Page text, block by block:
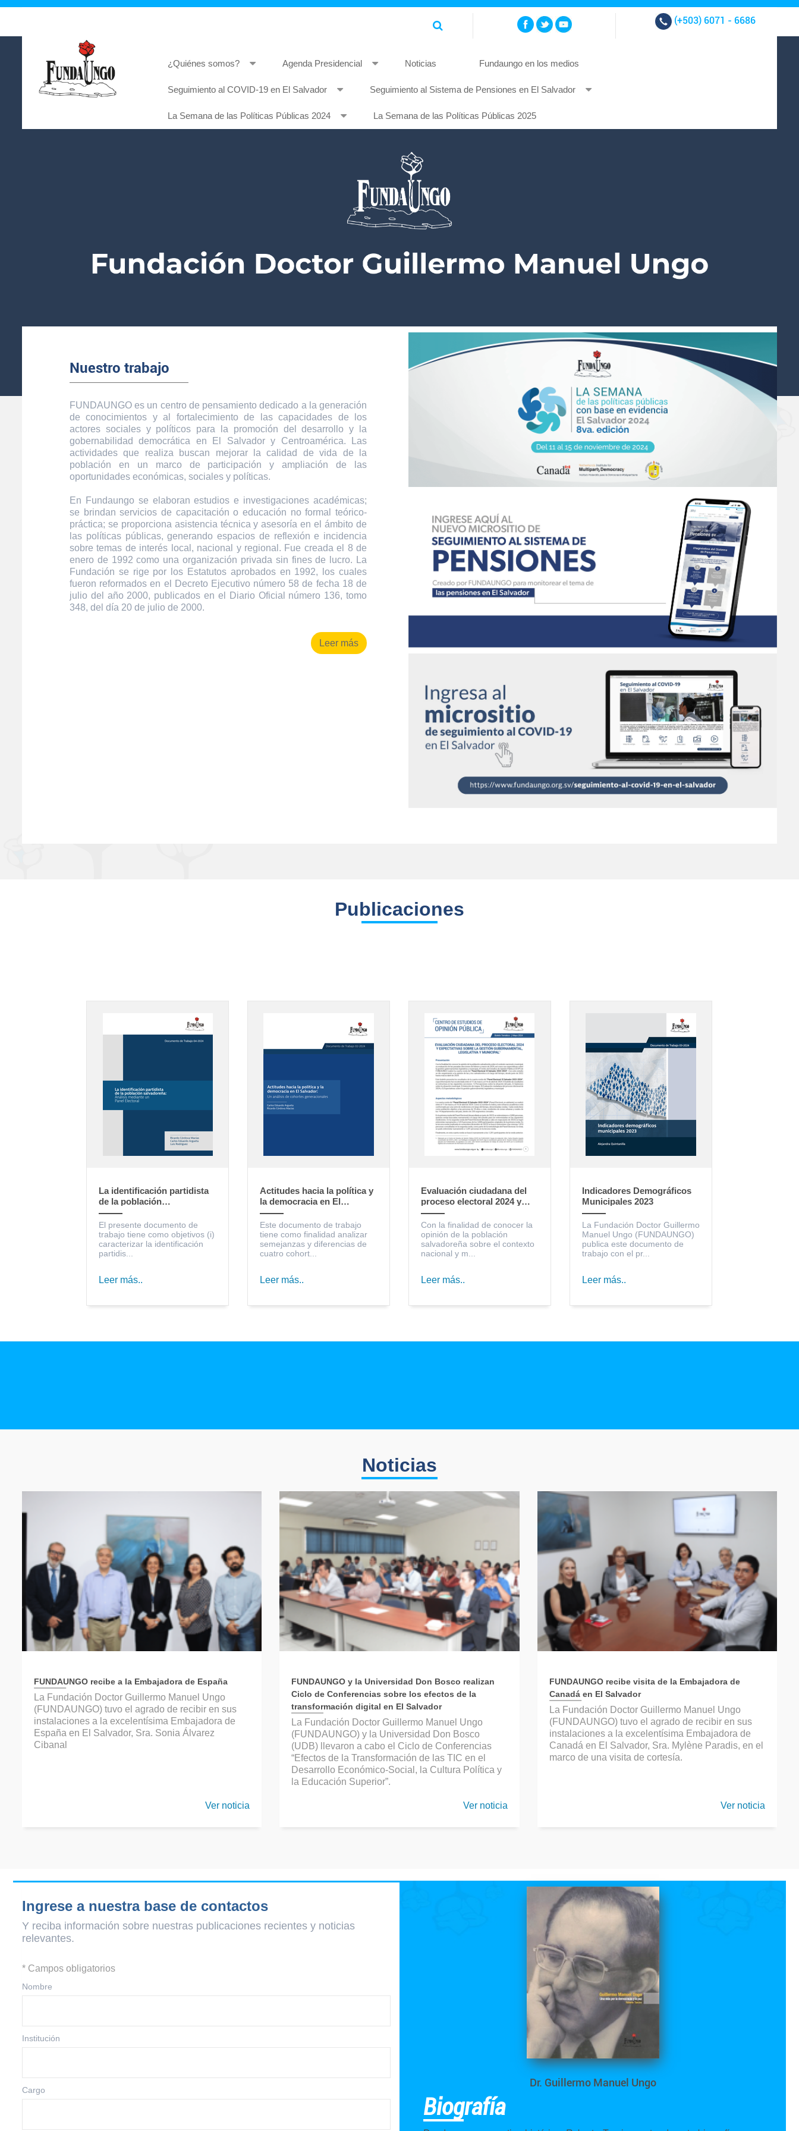
(+503) 6071 - 6686
¿Quiénes somos? Agenda Presidencial Noticias Fundaungo en los medios
Seguimiento al COVID-19 en El Salvador Seguimiento al Sistema de Pensiones en El Salvador
La Semana de las Políticas Públicas 2024 La Semana de las Políticas Públicas 2025
Nuestro trabajo
FUNDAUNGO es un centro de pensamiento dedicado a la generación
de conocimientos y al fortalecimiento de las capacidades de los
actores sociales y políticos para la promoción del desarrollo y la
gobernabilidad democrática en El Salvador y Centroamérica. Las
actividades que realiza buscan mejorar la calidad de vida de la
población en un marco de participación y ampliación de las
oportunidades económicas, sociales y políticas.
En Fundaungo se elaboran estudios e investigaciones académicas;
se brindan servicios de capacitación o educación no formal teórico-
práctica; se proporciona asistencia técnica y asesoría en el ámbito de
las políticas públicas, generando espacios de reflexión e incidencia
sobre temas de interés local, nacional y regional. Fue creada el 8 de
enero de 1992 como una organización privada sin fines de lucro. La
Fundación se rige por los Estatutos aprobados en 1992, los cuales
fueron reformados en el Decreto Ejecutivo número 58 de fecha 18 de
julio del año 2000, publicados en el Diario Oficial número 136, tomo
348, del día 20 de julio de 2000.
Leer más
Publicaciones
La identificación partidista
de la población
salvadoreña: Análisis
mediante un Panel Electoral
El presente documento de
trabajo tiene como objetivos (i)
caracterizar la identificación
partidis...
Leer más..
Actitudes hacia la política y
la democracia en El
Salvador: un análisis de
cohortes generacionales
Este documento de trabajo
tiene como finalidad analizar
semejanzas y diferencias de
cuatro cohort...
Leer más..
Evaluación ciudadana del
proceso electoral 2024 y
expectativas sobre la
gestión gubernamental,
legislativa y municipal
Con la finalidad de conocer la
opinión de la población
salvadoreña sobre el contexto
nacional y m...
Leer más..
Indicadores Demográficos
Municipales 2023
La Fundación Doctor Guillermo
Manuel Ungo (FUNDAUNGO)
publica este documento de
trabajo con el pr...
Leer más..
Noticias
FUNDAUNGO recibe a la Embajadora de España
La Fundación Doctor Guillermo Manuel Ungo
(FUNDAUNGO) tuvo el agrado de recibir en sus
instalaciones a la excelentísima Embajadora de
España en El Salvador, Sra. Sonia Álvarez
Cibanal
Ver noticia
FUNDAUNGO y la Universidad Don Bosco realizan
Ciclo de Conferencias sobre los efectos de la
transformación digital en El Salvador
La Fundación Doctor Guillermo Manuel Ungo
(FUNDAUNGO) y la Universidad Don Bosco
(UDB) llevaron a cabo el Ciclo de Conferencias
“Efectos de la Transformación de las TIC en el
Desarrollo Económico-Social, la Cultura Política y
la Educación Superior”.
Ver noticia
FUNDAUNGO recibe visita de la Embajadora de
Canadá en El Salvador
La Fundación Doctor Guillermo Manuel Ungo
(FUNDAUNGO) tuvo el agrado de recibir en sus
instalaciones a la excelentísima Embajadora de
Canadá en El Salvador, Sra. Mylène Paradis, en el
marco de una visita de cortesía.
Ver noticia
Ingrese a nuestra base de contactos
Y reciba información sobre nuestras publicaciones recientes y noticias
relevantes.
* Campos obligatorios
Nombre
Institución
Cargo
Dr. Guillermo Manuel Ungo
Biografía